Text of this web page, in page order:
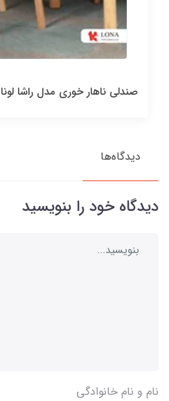
صندلی ناهار خوری مدل راشا لونا N_150
دیدگاه‌ها
دیدگاه خود را بنویسید
نام و نام خانوادگی